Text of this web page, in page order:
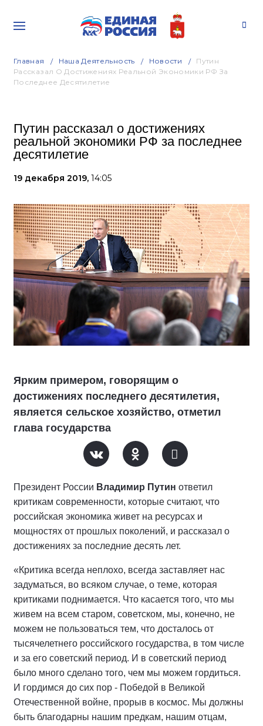
Главная Наша Деятельность Новости
Путин
Рассказал О Достижениях Реальной Экономики РФ За
Последнее Десятилетие
Путин рассказал о достижениях
реальной экономики РФ за последнее
десятилетие
19 декабря 2019, 14:05
Ярким примером, говорящим о
достижениях последнего десятилетия,
является сельское хозяйство, отметил
глава государства
Президент России Владимир Путин ответил
критикам современности, которые считают, что
российская экономика живет нa ресурсах и
мощностях от прошлых поколений, и рассказал о
достижениях за последние десять лет.
«Критика всегда неплохо, всегда заставляет нас
задуматься, во всяком случае, о теме, которая
критиками поднимается. Что касается того, что мы
живем нa всем старом, советском, мы, конечно, не
можем не пользоваться тем, что досталось от
тысячелетнего российского государства, в том числе
и за его советский период. И в советский период
было много сделано того, чем мы можем гордиться.
И гордимся до сих пор - Победой в Великой
Отечественной войне, прорыв в космос. Мы должны
быть благодарны нашим предкам, нашим отцам,